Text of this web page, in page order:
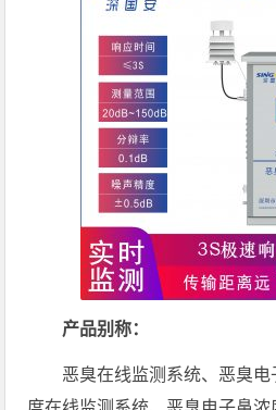
产品别称：
恶臭在线监测系统、恶臭